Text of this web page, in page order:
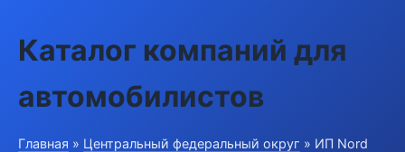
Каталог компаний для
автомобилистов
Главная » Центральный федеральный округ » ИП Nord